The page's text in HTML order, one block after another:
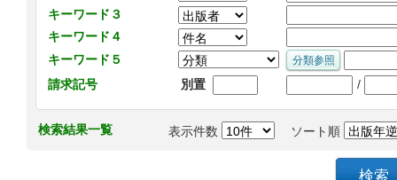
キーワード３
キーワード４
キーワード５
請求記号
別置 /
検索結果一覧 表示件数 ソート順